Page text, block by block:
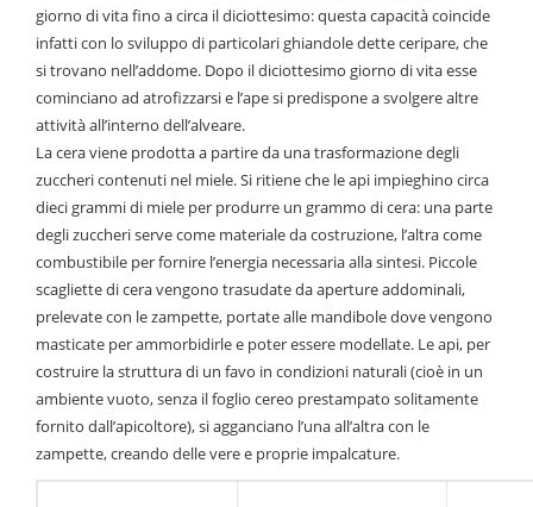
giorno di vita fino a circa il diciottesimo: questa capacità coincide
infatti con lo sviluppo di particolari ghiandole dette ceripare, che
si trovano nell’addome. Dopo il diciottesimo giorno di vita esse
cominciano ad atrofizzarsi e l’ape si predispone a svolgere altre
attività all’interno dell’alveare.
La cera viene prodotta a partire da una trasformazione degli
zuccheri contenuti nel miele. Si ritiene che le api impieghino circa
dieci grammi di miele per produrre un grammo di cera: una parte
degli zuccheri serve come materiale da costruzione, l’altra come
combustibile per fornire l’energia necessaria alla sintesi. Piccole
scagliette di cera vengono trasudate da aperture addominali,
prelevate con le zampette, portate alle mandibole dove vengono
masticate per ammorbidirle e poter essere modellate. Le api, per
costruire la struttura di un favo in condizioni naturali (cioè in un
ambiente vuoto, senza il foglio cereo prestampato solitamente
fornito dall’apicoltore), si agganciano l’una all’altra con le
zampette, creando delle vere e proprie impalcature.